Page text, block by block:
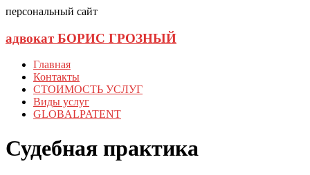
персональный сайт
адвокат БОРИС ГРОЗНЫЙ
Главная
Контакты
СТОИМОСТЬ УСЛУГ
Виды услуг
GLOBALPATENT
Судебная практика